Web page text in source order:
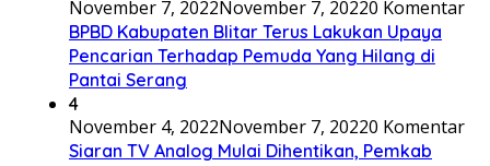
November 7, 2022November 7, 20220 Komentar
BPBD Kabupaten Blitar Terus Lakukan Upaya
Pencarian Terhadap Pemuda Yang Hilang di
Pantai Serang
4
November 4, 2022November 7, 20220 Komentar
Siaran TV Analog Mulai Dihentikan, Pemkab